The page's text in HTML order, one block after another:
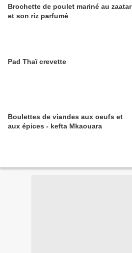
Brochette de poulet mariné au zaatar
et son riz parfumé
Pad Thaï crevette
Boulettes de viandes aux oeufs et
aux épices - kefta Mkaouara